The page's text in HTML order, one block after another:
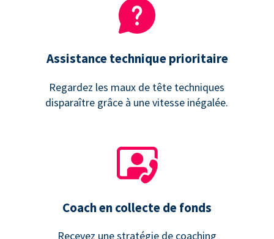
Assistance technique prioritaire
Regardez les maux de tête techniques
disparaître grâce à une vitesse inégalée.
Coach en collecte de fonds
Recevez une stratégie de coaching